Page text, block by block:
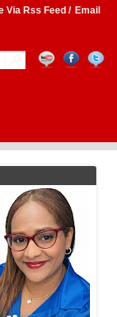
Via Rss Feed / Email